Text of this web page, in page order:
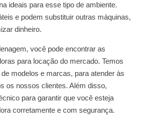
ideais para esse tipo de ambiente.
e podem substituir outras máquinas,
dinheiro.
você pode encontrar as
para locação do mercado. Temos
modelos e marcas, para atender às
os nossos clientes. Além disso,
para garantir que você esteja
corretamente e com segurança.